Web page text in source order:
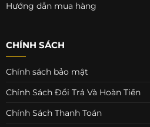
Hướng dẫn mua hàng
CHÍNH SÁCH
Chính sách bảo mật
Chính Sách Đổi Trả Và Hoàn Tiền
Chính Sách Thanh Toán